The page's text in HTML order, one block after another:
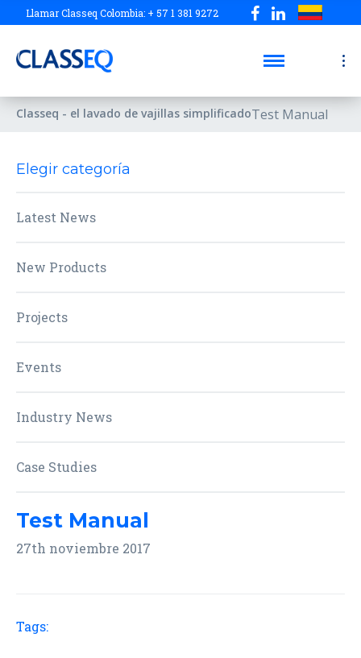
Llamar Classeq Colombia: + 57 1 381 9272
Classeq - el lavado de vajillas simplificadoTest Manual
Elegir categoría
Latest News
New Products
Projects
Events
Industry News
Case Studies
Test Manual
27th noviembre 2017
Tags: